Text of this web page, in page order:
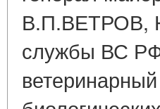
В.П.ВЕТРОВ,
службы ВС